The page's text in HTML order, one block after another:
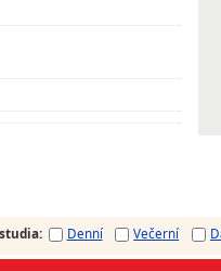
: Denní Večerní